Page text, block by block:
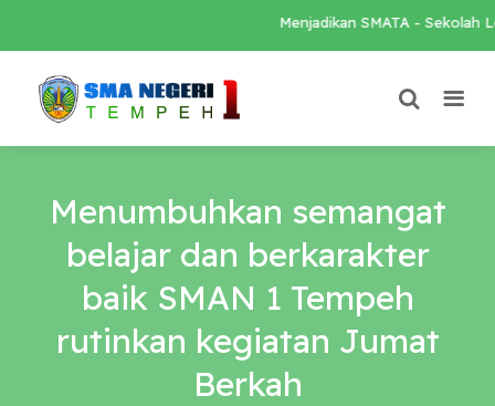
Menjadikan SMATA - Sekolah
Menumbuhkan semangat
belajar dan berkarakter
baik SMAN 1 Tempeh
rutinkan kegiatan Jumat
Berkah